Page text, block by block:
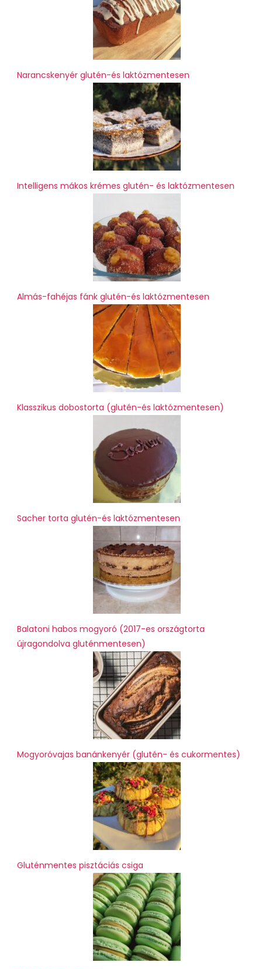
Narancskenyér glutén-és laktózmentesen
Intelligens mákos krémes glutén- és laktózmentesen
Almás-fahéjas fánk glutén-és laktózmentesen
Klasszikus dobostorta (glutén-és laktózmentesen)
Sacher torta glutén-és laktózmentesen
Balatoni habos mogyoró (2017-es országtorta
újragondolva gluténmentesen)
Mogyoróvajas banánkenyér (glutén- és cukormentes)
Gluténmentes pisztáciás csiga